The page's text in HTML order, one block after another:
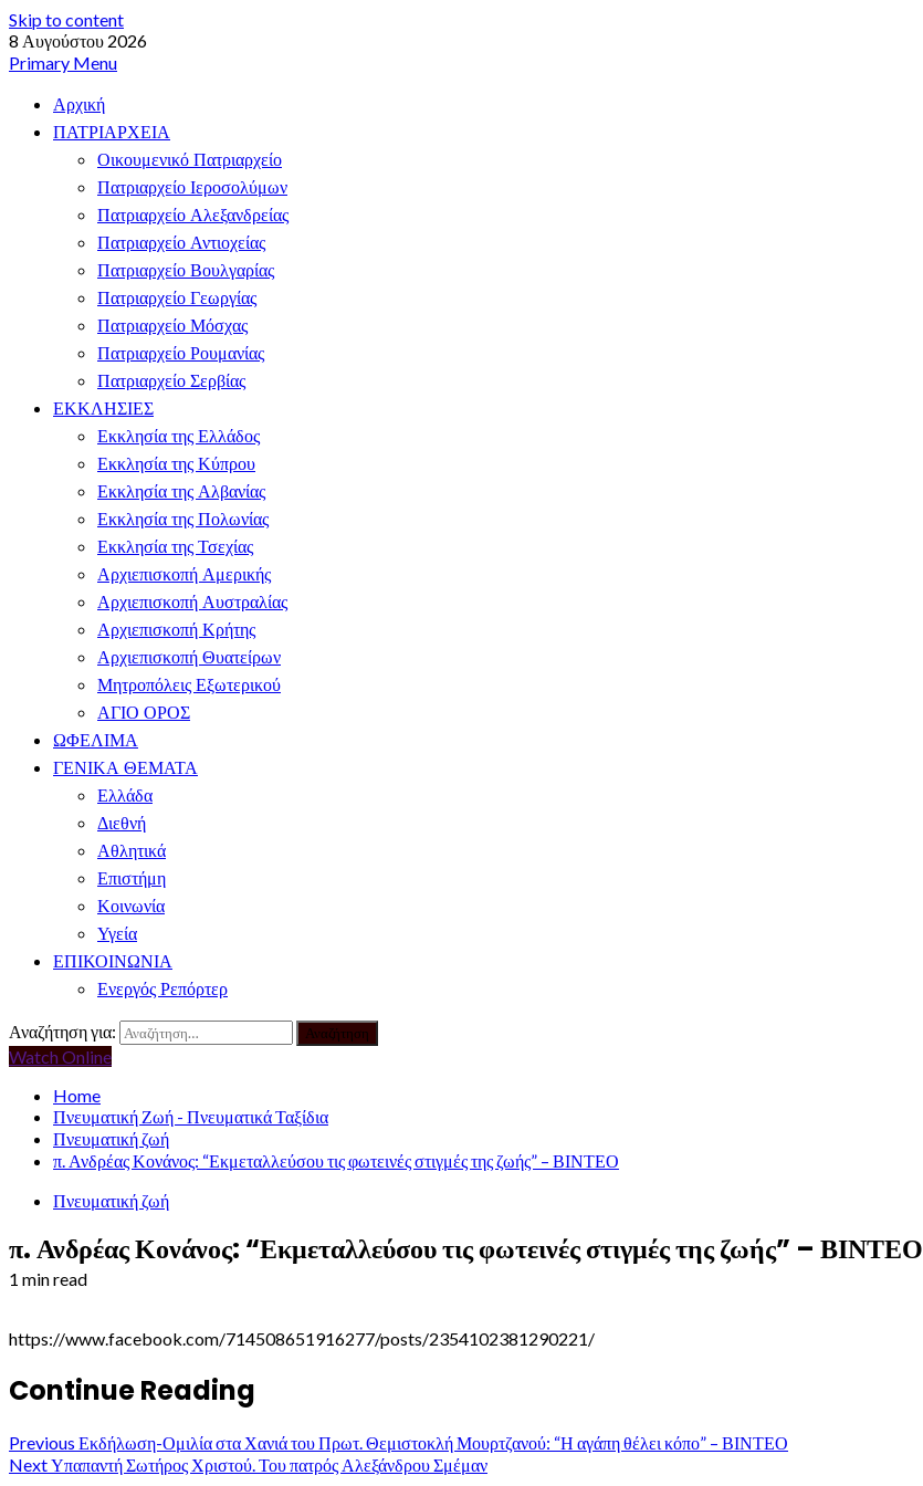
Skip to content
8 Αυγούστου 2026
Primary Menu
Αρχική
ΠΑΤΡΙΑΡΧΕΙΑ
Οικουμενικό Πατριαρχείο
Πατριαρχείο Ιεροσολύμων
Πατριαρχείο Αλεξανδρείας
Πατριαρχείο Αντιοχείας
Πατριαρχείο Βουλγαρίας
Πατριαρχείο Γεωργίας
Πατριαρχείο Μόσχας
Πατριαρχείο Ρουμανίας
Πατριαρχείο Σερβίας
ΕΚΚΛΗΣΙΕΣ
Εκκλησία της Ελλάδος
Εκκλησία της Κύπρου
Εκκλησία της Αλβανίας
Εκκλησία της Πολωνίας
Εκκλησία της Τσεχίας
Αρχιεπισκοπή Αμερικής
Αρχιεπισκοπή Αυστραλίας
Αρχιεπισκοπή Κρήτης
Αρχιεπισκοπή Θυατείρων
Μητροπόλεις Εξωτερικού
ΑΓΙΟ ΟΡΟΣ
ΩΦΕΛΙΜΑ
ΓΕΝΙΚΑ ΘΕΜΑΤΑ
Ελλάδα
Διεθνή
Αθλητικά
Επιστήμη
Κοινωνία
Υγεία
ΕΠΙΚΟΙΝΩΝΙΑ
Ενεργός Ρεπόρτερ
Αναζήτηση για:
Watch Online
Home
Πνευματική Ζωή - Πνευματικά Ταξίδια
Πνευματική ζωή
π. Ανδρέας Κονάνος: “Εκμεταλλεύσου τις φωτεινές στιγμές της ζωής” – ΒΙΝΤΕΟ
Πνευματική ζωή
π. Ανδρέας Κονάνος: “Εκμεταλλεύσου τις φωτεινές στιγμές της ζωής” – ΒΙΝΤΕΟ
1 min read
https://www.facebook.com/714508651916277/posts/2354102381290221/
Continue Reading
Previous Εκδήλωση-Ομιλία στα Χανιά του Πρωτ. Θεμιστοκλή Μουρτζανού: “Η αγάπη θέλει κόπο” – ΒΙΝΤΕΟ
NextΥπαπαντή Σωτήρος Χριστού. Του πατρός Αλεξάνδρου Σμέμαν